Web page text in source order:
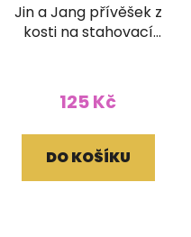
Jin a Jang přívěšek z
kosti na stahovací
125 Kč
DO KOŠÍKU